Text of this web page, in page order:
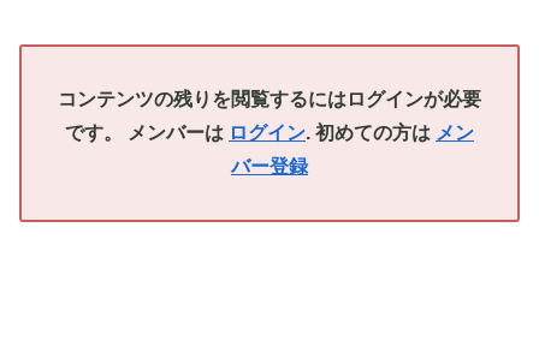
コンテンツの残りを閲覧するにはログインが必要
です。 メンバーは ログイン. 初めての方は メン
バー登録